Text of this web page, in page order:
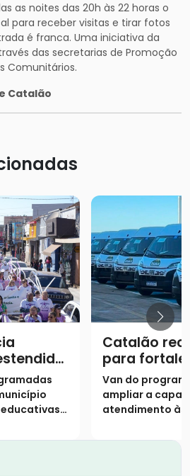
as noites das 20h às 22 horas o
para receber visitas e tirar fotos
é franca. Uma iniciativa da
das secretarias de Promoção
Comunitários.
Catalão
e
Catalão
para
assistência
Van do
ampliar a
atendimento às
município